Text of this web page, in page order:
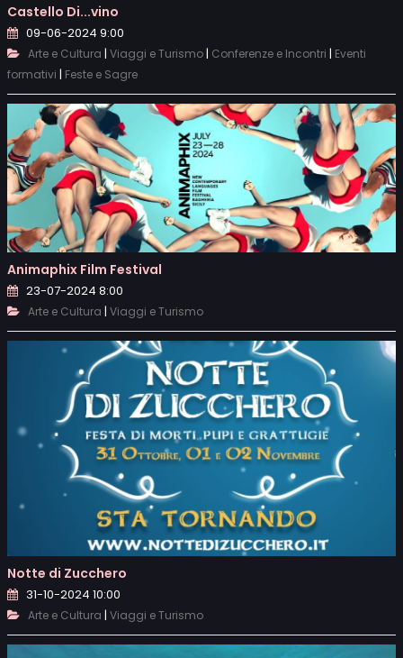
Castello Di...vino
09-06-2024 9:00
Arte e Cultura | Viaggi e Turismo| Conferenze e Incontri | Eventi
formativi | Feste e Sagre
Animaphix Film Festival
23-07-2024 8:00
Arte e Cultura | Viaggi e Turismo
Notte di Zucchero
31-10-2024 10:00
Arte e Cultura | Viaggi e Turismo